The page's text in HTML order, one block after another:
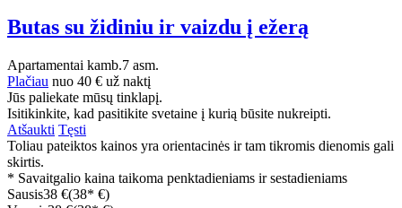
Butas su židiniu ir vaizdu į ežerą
Apartamentai kamb.7 asm.
Plačiau nuo 40 € už naktį
Jūs paliekate mūsų tinklapį.
Isitikinkite, kad pasitikite svetaine į kurią būsite nukreipti.
Atšaukti Tęsti
Toliau pateiktos kainos yra orientacinės ir tam tikromis dienomis gali
skirtis.
* Savaitgalio kaina taikoma penktadieniams ir sestadieniams
Sausis38 €(38* €)